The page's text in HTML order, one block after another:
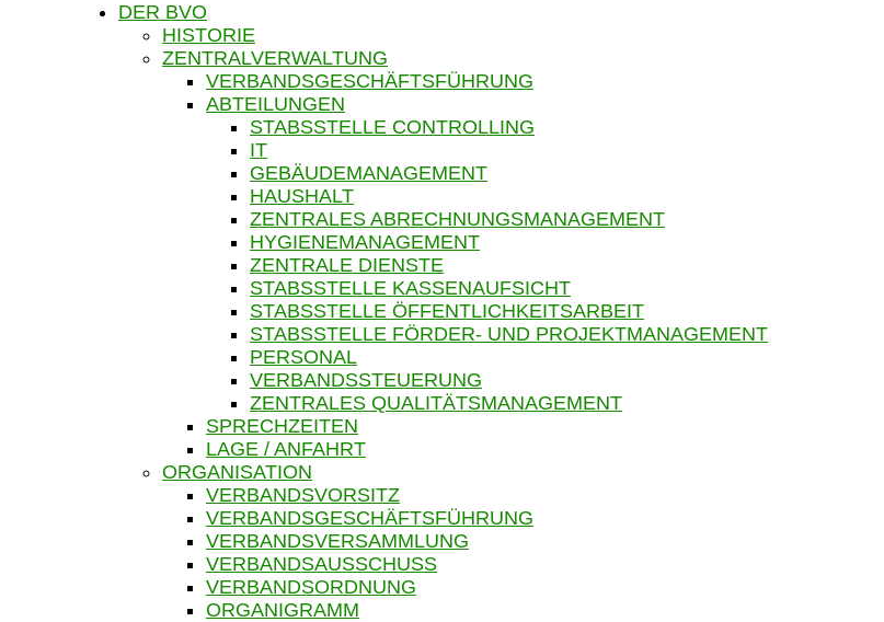
DER BVO
HISTORIE
ZENTRALVERWALTUNG
VERBANDSGESCHÄFTSFÜHRUNG
ABTEILUNGEN
STABSSTELLE CONTROLLING
IT
GEBÄUDEMANAGEMENT
HAUSHALT
ZENTRALES ABRECHNUNGSMANAGEMENT
HYGIENEMANAGEMENT
ZENTRALE DIENSTE
STABSSTELLE KASSENAUFSICHT
STABSSTELLE ÖFFENTLICHKEITSARBEIT
STABSSTELLE FÖRDER- UND PROJEKTMANAGEMENT
PERSONAL
VERBANDSSTEUERUNG
ZENTRALES QUALITÄTSMANAGEMENT
SPRECHZEITEN
LAGE / ANFAHRT
ORGANISATION
VERBANDSVORSITZ
VERBANDSGESCHÄFTSFÜHRUNG
VERBANDSVERSAMMLUNG
VERBANDSAUSSCHUSS
VERBANDSORDNUNG
ORGANIGRAMM